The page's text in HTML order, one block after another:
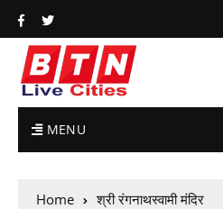
MENU
Home श्री रंगनाथस्वामी मंदिर